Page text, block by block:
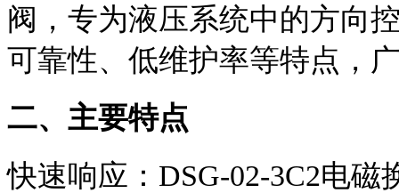
阀，专为液压系统中的方向
可靠性、低维护率等特点，
二、主要特点
快速响应：DSG-02-3C2电